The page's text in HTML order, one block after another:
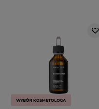
WYBÓR KOSMETOLOGA